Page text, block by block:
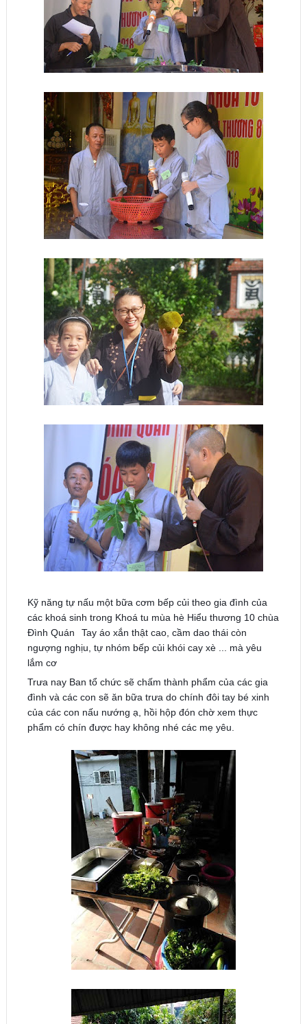
Kỹ năng tự nấu một bữa cơm bếp củi theo gia đình của
các khoá sinh trong Khoá tu mùa hè Hiểu thương 10 chùa
Đình Quán
Tay áo xắn thật cao, cầm dao thái còn
ngượng nghịu, tự nhóm bếp củi khói cay xè ... mà yêu
lắm cơ
Trưa nay Ban tổ chức sẽ chấm thành phẩm của các gia
đình và các con sẽ ăn bữa trưa do chính đôi tay bé xinh
của các con nấu nướng ạ, hồi hộp đón chờ xem thực
phẩm có chín được hay không nhé các mẹ yêu.